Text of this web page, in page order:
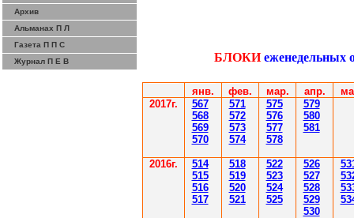
Архив
Альманах П Л
Газета П П С
Журнал П Е В
БЛОКИ еженедельных
янв. фев. мар. апр.
2017г.
567
568
569
570
571
572
573
574
575
576
577
578
579
580
581
2016г.
514
515
516
517
518
519
520
521
522
523
524
525
526
527
528
529
530